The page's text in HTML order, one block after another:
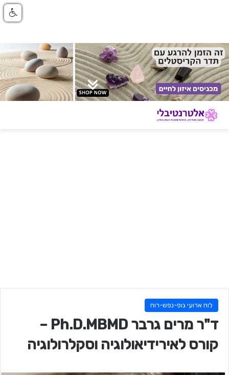
לוח ארועי גופ-נפש-רוח
ד"ר מרים גרבר Ph.D.MBMD –
קורס לאירידיאולוגיה וסקלרולוגיה